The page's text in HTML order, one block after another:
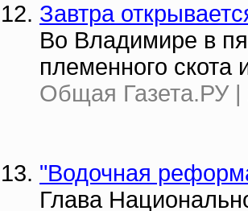
Завтра
Во Владимире в
племенного
Общая Газета.РУ |
"Водочная
Глава